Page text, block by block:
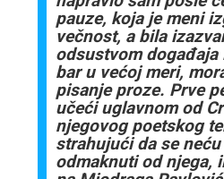
pauze, koja je meni
večnost, a bila
odsustvom
bar u većoj meri,
pisanje proze. Prve
učeći uglavnom od
njegovog poetskog
strahujući da se
odmaknuti od njega,